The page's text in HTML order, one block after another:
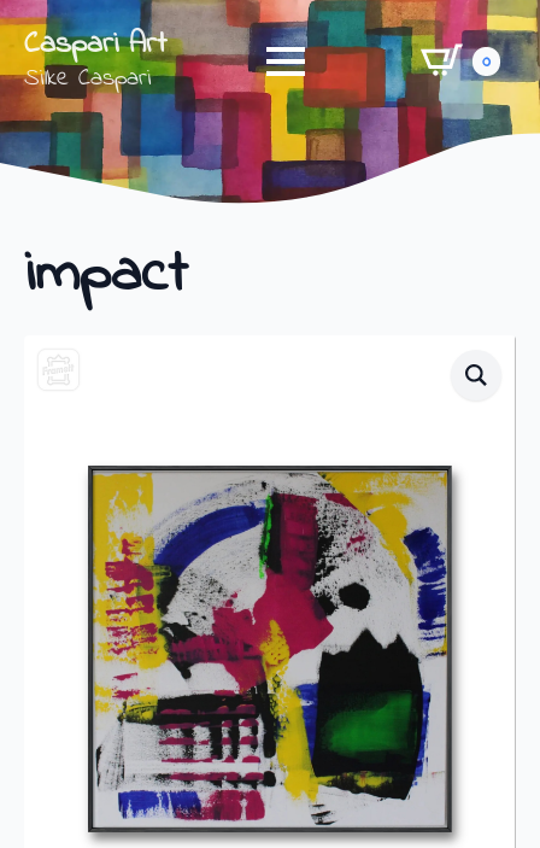
Caspari Art
Silke Caspari 0
impact